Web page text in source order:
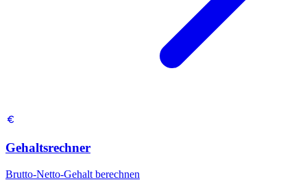
Gehaltsrechner
Brutto-Netto-Gehalt berechnen